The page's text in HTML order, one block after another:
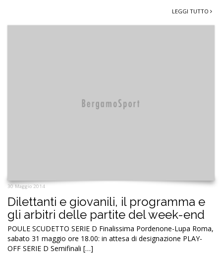
LEGGI TUTTO
30 Maggio 2014
Dilettanti e giovanili, il programma e
gli arbitri delle partite del week-end
POULE SCUDETTO SERIE D Finalissima Pordenone-Lupa Roma,
sabato 31 maggio ore 18.00: in attesa di designazione PLAY-
OFF SERIE D Semifinali […]